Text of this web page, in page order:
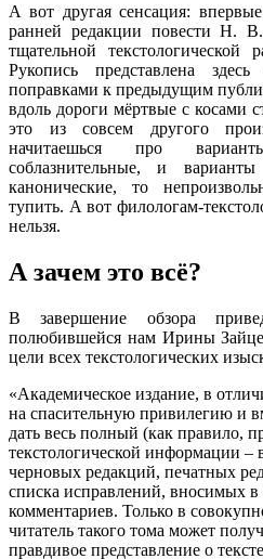
А вот другая сенсация:
ранней редакции повести Н.
тщательной
Рукопись представлена
поправками к предыдущим
вдоль дороги мёртвые с косами
это из совсем другого
начитаешься про
соблазнительные, и
канонические, то
тупить. А вот филологам-
нельзя.
А зачем это всё?
В завершение обзора
полюбившейся нам Ирины
цели всех текстологических
«Академическое издание, в
на спасительную привилегию и
дать весь полный (как правило,
текстологической информации –
черновых редакций, печатных
списка исправлений, вносимых
комментариев. Только в
читатель такого тома может
правдивое представление о